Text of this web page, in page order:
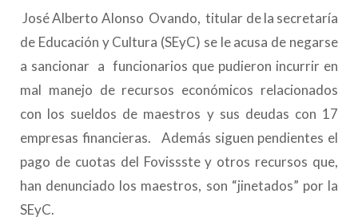
José Alberto Alonso Ovando, titular de la secretaría
de Educación y Cultura (SEyC) se le acusa de negarse
a sancionar a funcionarios que pudieron incurrir en
mal manejo de recursos económicos relacionados
con los sueldos de maestros y sus deudas con 17
empresas financieras. Además siguen pendientes el
pago de cuotas del Fovissste y otros recursos que,
han denunciado los maestros, son “jinetados” por la
SEyC.